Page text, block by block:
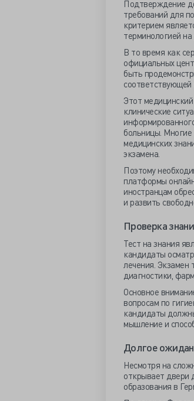
Подтверждение
требований для
критерием
терминологией на
В то время как
официальных
быть
соответствующей
Этот
клинические
больницы.
медицинских
экзамена.
Поэтому
платформы
иностранцам
и развить
Проверка
Тест на знания
кандидаты
лечения.
диагностики,
Основное
вопросам по
кандидаты
мышление и
Долгое
Несмотря на
открывает двери
образования в